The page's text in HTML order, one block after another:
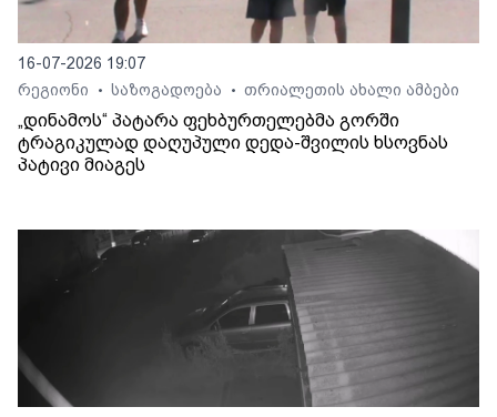
16-07-2026 19:07
რეგიონი
• საზოგადოება • თრიალეთის ახალი ამბები
„დინამოს“ პატარა ფეხბურთელებმა გორში
ტრაგიკულად დაღუპული დედა-შვილის ხსოვნას
პატივი მიაგეს